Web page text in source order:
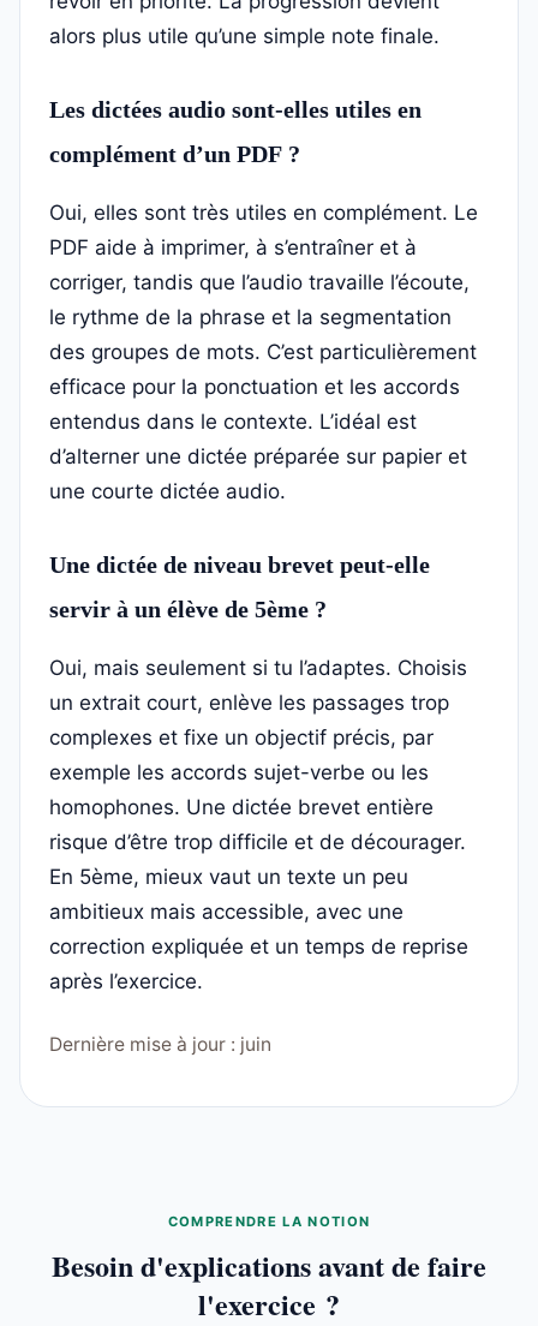
alors plus utile qu’une simple note finale.
Les dictées audio sont-elles utiles en
complément d’un PDF ?
Oui, elles sont très utiles en complément. Le
PDF aide à imprimer, à s’entraîner et à
corriger, tandis que l’audio travaille l’écoute,
le rythme de la phrase et la segmentation
des groupes de mots. C’est particulièrement
efficace pour la ponctuation et les accords
entendus dans le contexte. L’idéal est
d’alterner une dictée préparée sur papier et
une courte dictée audio.
Une dictée de niveau brevet peut-elle
servir à un élève de 5ème ?
Oui, mais seulement si tu l’adaptes. Choisis
un extrait court, enlève les passages trop
complexes et fixe un objectif précis, par
exemple les accords sujet-verbe ou les
homophones. Une dictée brevet entière
risque d’être trop difficile et de décourager.
En 5ème, mieux vaut un texte un peu
ambitieux mais accessible, avec une
correction expliquée et un temps de reprise
après l’exercice.
Dernière mise à jour : juin
COMPRENDRE LA NOTION
Besoin d'explications avant de faire
l'exercice ?